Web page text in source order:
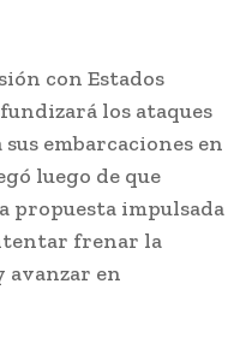
con Estados
los ataques
embarcaciones en
luego de que
propuesta impulsada
frenar la
avanzar en